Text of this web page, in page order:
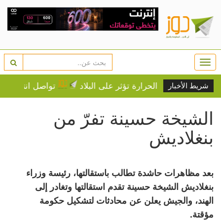
شريط الأخبار
شديدة الحرارة تؤثر على البلاد تواصل انتهاكات
الشيخة حسينة تفرّ من
بنغلاديش
بعد مظاهرات حاشدة تطالب باستقالتها، رئيسة وزراء
بنغلاديش الشيخة حسينة تقدم استقالتها وتغادر إلى
الهند، والجيش يعلن عن محادثات لتشكيل حكومة
مؤقتة.